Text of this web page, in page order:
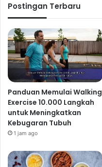
Postingan Terbaru
Panduan Memulai Walking
Exercise 10.000 Langkah
untuk Meningkatkan
Kebugaran Tubuh
1 jam ago